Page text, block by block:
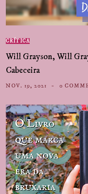
CRÍTICA
Will Grayson, Will
Cabeceira
NOV. 19, 2021 0